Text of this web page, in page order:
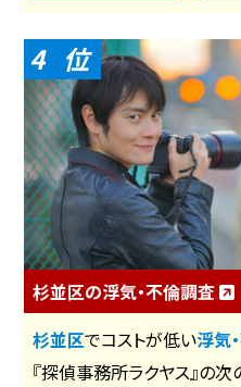
4
杉並区の浮気・不倫調査
杉並区でコストが低い浮気
『探偵事務所ラクヤス』の